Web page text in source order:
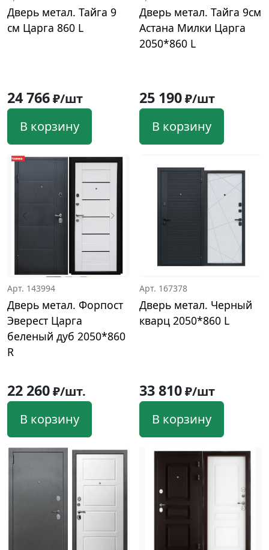
Дверь метал. Тайга 9
см Царга 860 L
24 766₽/шт
В корзину
Дверь метал. Тайга 9см
Астана Милки Царга
2050*860 L
25 190₽/шт
В корзину
Арт. 143994
Дверь метал. Форпост
Эверест Царга
беленый дуб 2050*860
R
22 260₽/шт.
В корзину
Арт. 167378
Дверь метал. Черный
кварц 2050*860 L
33 810₽/шт
В корзину